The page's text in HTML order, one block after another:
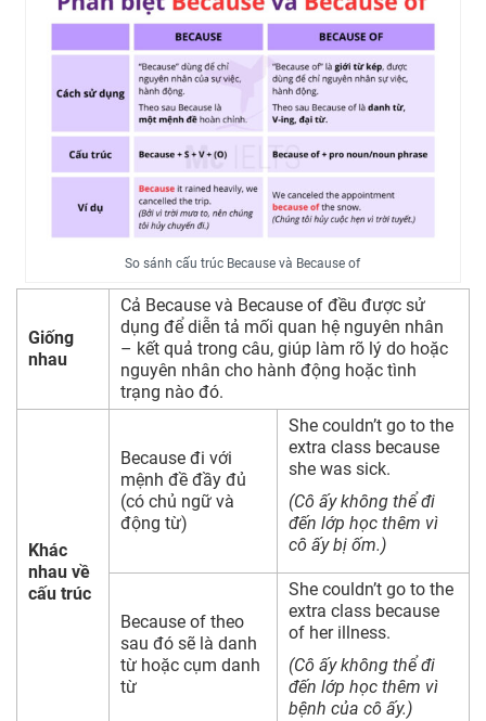
So sánh cấu trúc Because và Because of
Giống
nhau
Cả Because và Because of đều được sử
dụng để diễn tả mối quan hệ nguyên nhân
– kết quả trong câu, giúp làm rõ lý do hoặc
nguyên nhân cho hành động hoặc tình
trạng nào đó.
Khác
nhau về
cấu trúc
Because đi với
mệnh đề đầy đủ
(có chủ ngữ và
động từ)
She couldn’t go to the
extra class because
she was sick.
(Cô ấy không thể đi
đến lớp học thêm vì
cô ấy bị ốm.)
Because of theo
sau đó sẽ là danh
từ hoặc cụm danh
từ
She couldn’t go to the
extra class because
of her illness.
(Cô ấy không thể đi
đến lớp học thêm vì
bệnh của cô ấy.)